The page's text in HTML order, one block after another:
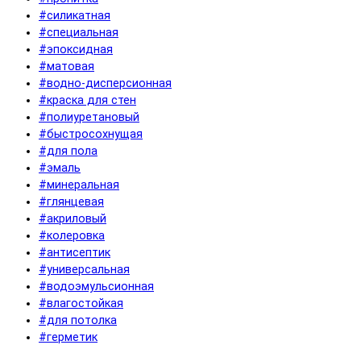
#силикатная
#специальная
#эпоксидная
#матовая
#водно-дисперсионная
#краска для стен
#полиуретановый
#быстросохнущая
#для пола
#эмаль
#минеральная
#глянцевая
#акриловый
#колеровка
#антисептик
#универсальная
#водоэмульсионная
#влагостойкая
#для потолка
#герметик